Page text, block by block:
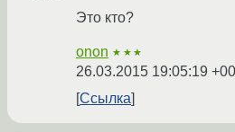
Это кто?
onon ★★★
26.03.2015 19:05:19
Ссылка